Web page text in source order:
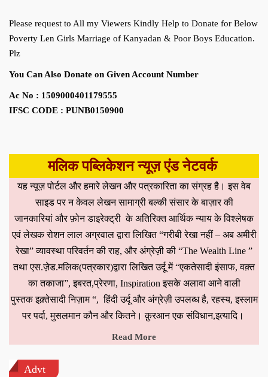
Please request to All my Viewers Kindly Help to Donate for Below
Poverty Len Girls Marriage of Kanyadan & Poor Boys Education.
Plz
You Can Also Donate on Given Account Number
Ac No : 1509000401179555
IFSC CODE : PUNB0150900
मलिक पब्लिकेशन न्यूज़ एंड नेटवर्क
यह न्यूज़ पोर्टल और हमारे लेखन और पत्रकारिता का संग्रह है। इस वेब
साइड पर न केवल लेखन सामाग्री बल्की संसार के बाज़ार की
जानकारियां और फ़ोन डाइरेक्ट्री के अतिरिक्त आर्थिक न्याय के विश्लेषक
एवं लेखक रोशन लाल अग्रवाल द्वारा लिखित “गरीबी रेखा नहीं – अब अमीरी
रेखा” व्यावस्था परिवर्तन की राह, और अंग्रेज़ी की “The Wealth Line ”
तथा एस.ज़ेड.मलिक(पत्रकार)द्वारा लिखित उर्दू में “एकतेसादी इंसाफ, वक़्त
का तकाजा”, इबरत,प्रेरणा, Inspiration इसके अलावा आने वाली
पुस्तक इक़्तेसादी निज़ाम “, हिंदी उर्दू और अंग्रेज़ी उपलब्ध है, रहस्य, इस्लाम
पर पर्दा, मुसलमान कौन और कितने। क़ुरआन एक संविधान,इत्यादि।
Read More
Advt